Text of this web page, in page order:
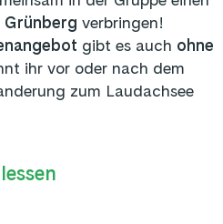
Grünberg verbringen!
gibt es auch ohne
ihr vor oder nach dem
zum Laudachsee